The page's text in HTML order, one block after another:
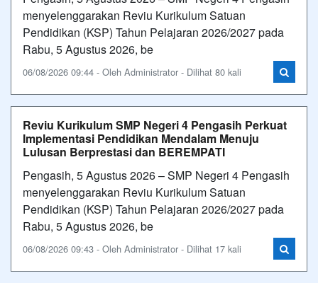
menyelenggarakan Reviu Kurikulum Satuan
Pendidikan (KSP) Tahun Pelajaran 2026/2027 pada
Rabu, 5 Agustus 2026, be
06/08/2026 09:44 - Oleh Administrator - Dilihat 80 kali
Reviu Kurikulum SMP Negeri 4 Pengasih Perkuat
Implementasi Pendidikan Mendalam Menuju
Lulusan Berprestasi dan BEREMPATI
Pengasih, 5 Agustus 2026 – SMP Negeri 4 Pengasih
menyelenggarakan Reviu Kurikulum Satuan
Pendidikan (KSP) Tahun Pelajaran 2026/2027 pada
Rabu, 5 Agustus 2026, be
06/08/2026 09:43 - Oleh Administrator - Dilihat 17 kali